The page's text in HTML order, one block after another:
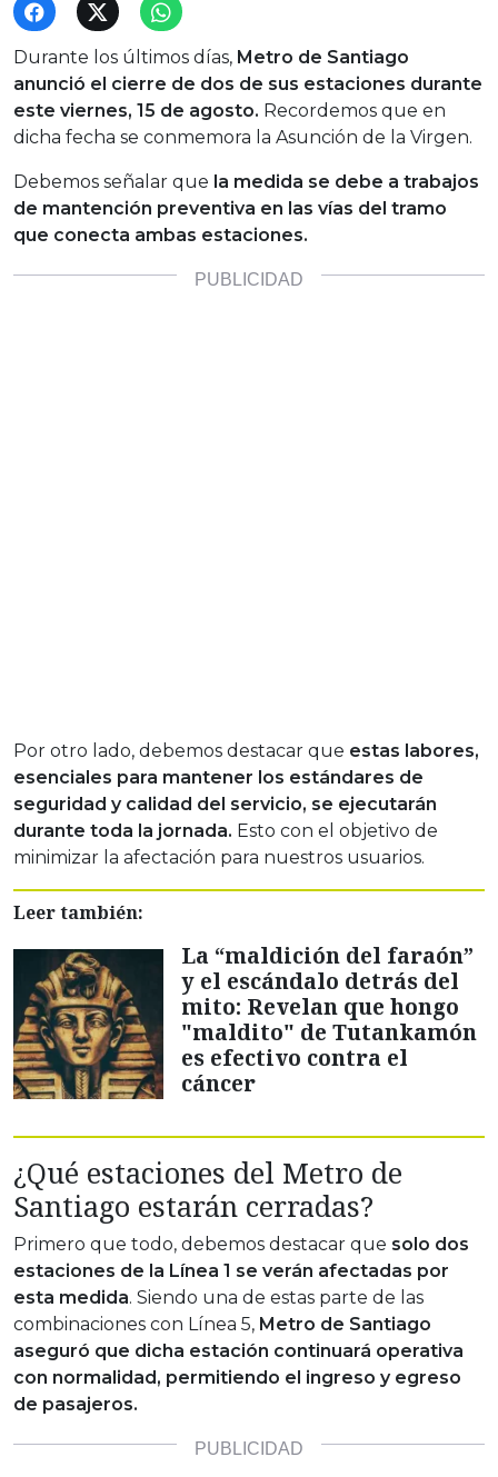
Durante los últimos días, Metro de Santiago
anunció el cierre de dos de sus estaciones durante
este viernes, 15 de agosto. Recordemos que en
dicha fecha se conmemora la Asunción de la Virgen.
Debemos señalar que la medida se debe a trabajos
de mantención preventiva en las vías del tramo
que conecta ambas estaciones.
Por otro lado, debemos destacar que estas labores,
esenciales para mantener los estándares de
seguridad y calidad del servicio, se ejecutarán
durante toda la jornada. Esto con el objetivo de
minimizar la afectación para nuestros usuarios.
Leer también:
La “maldición del faraón”
y el escándalo detrás del
mito: Revelan que hongo
"maldito" de Tutankamón
es efectivo contra el
cáncer
¿Qué estaciones del Metro de
Santiago estarán cerradas?
Primero que todo, debemos destacar que solo dos
estaciones de la Línea 1 se verán afectadas por
esta medida. Siendo una de estas parte de las
combinaciones con Línea 5, Metro de Santiago
aseguró que dicha estación continuará operativa
con normalidad, permitiendo el ingreso y egreso
de pasajeros.